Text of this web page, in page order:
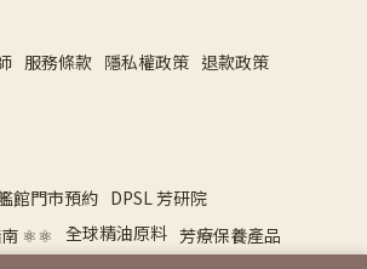
服務條款 隱私權政策 退款政策
館門市預約 DPSL 芳研院
南 ⚛︎⚛︎ 全球精油原料 芳療保養產品